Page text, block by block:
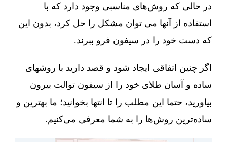
در حالی که روش‌های مناسبی وجود دارد که با
استفاده از آنها می توان مشکل را حل کرد، بدون این
که دست خود را در سیفون فرو ببرند.
اگر چنین اتفاقی ایجاد شود و قصد دارید با روشهای
ساده و آسان طلای خود را از سیفون توالت بیرون
بیاورید، حتما این مطلب را تا انتها بخوانید؛ ما بهترین و
ساده‌ترین روش‌ها را به شما معرفی می‌کنیم.